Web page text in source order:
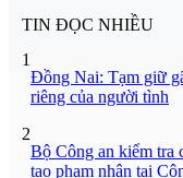
TIN ĐỌC NHIỀU
1
Đồng Nai: Tạm giữ
riêng của người tình
2
Bộ Công an kiểm tra
tạo phạm nhân tại